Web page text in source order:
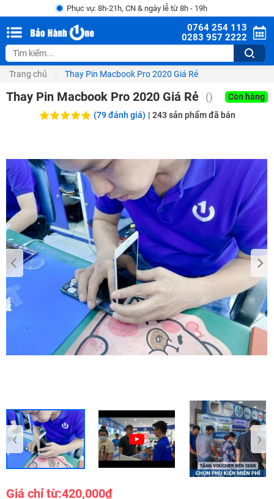
Phục vụ: 8h-21h, CN & ngày lễ từ 8h - 19h
0764 254 113
0283 957 2222
Trang chủ Thay Pin Macbook Pro 2020 Giá Rẻ
Thay Pin Macbook Pro 2020 Giá Rẻ ()
Còn hàng
(79 đánh giá) | 243 sản phẩm đã bán
‹ ›
Giá chỉ từ:420,000₫